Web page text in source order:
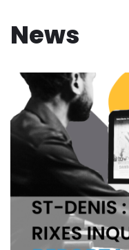
News